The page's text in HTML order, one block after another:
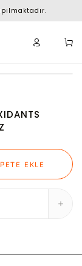
EKLE